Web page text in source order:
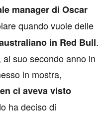
manager di Oscar
quando vuole delle
in Red Bull.
suo secondo anno in
in mostra,
ci aveva visto
ha deciso di